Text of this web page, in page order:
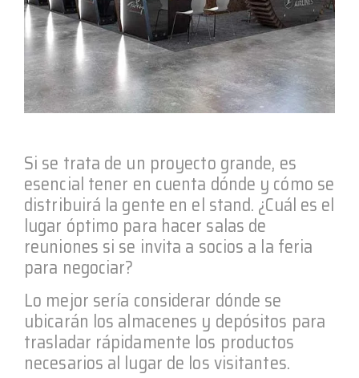
Si se trata de un proyecto grande, es
esencial tener en cuenta dónde y cómo se
distribuirá la gente en el stand. ¿Cuál es el
lugar óptimo para hacer salas de
reuniones si se invita a socios a la feria
para negociar?
Lo mejor sería considerar dónde se
ubicarán los almacenes y depósitos para
trasladar rápidamente los productos
necesarios al lugar de los visitantes.